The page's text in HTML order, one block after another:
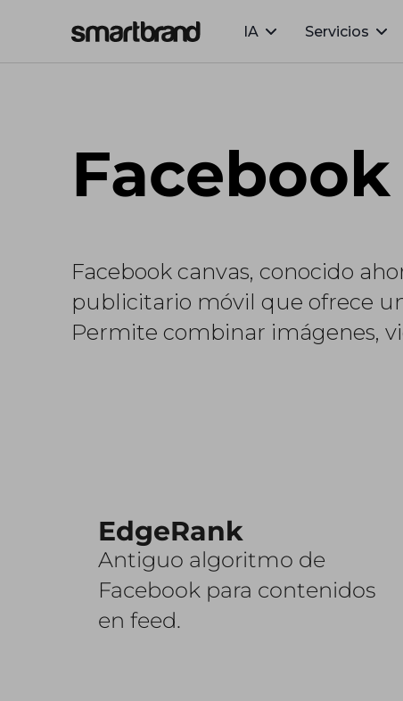
IA Servicios
Facebook canvas, conocido
publicitario móvil que ofrece
Permite combinar imágenes,
EdgeRank
Antiguo algoritmo de
Facebook para contenidos
en feed.